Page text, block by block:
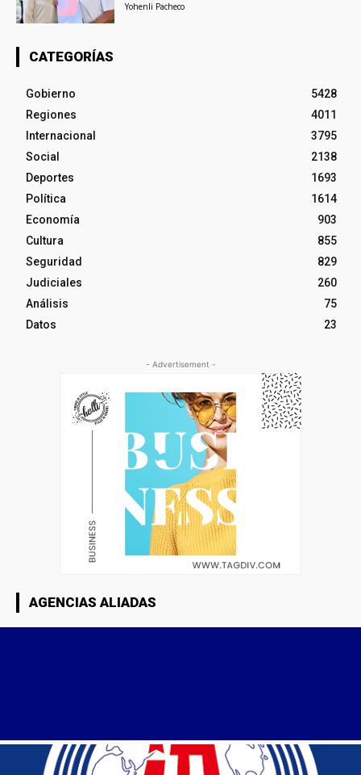
Yohenli Pacheco
CATEGORÍAS
Gobierno
5428
Regiones
4011
Internacional
3795
Social
2138
Deportes
1693
Política
1614
Economía
903
Cultura
855
Seguridad
829
Judiciales
260
Análisis
75
Datos
23
- Advertisement -
AGENCIAS ALIADAS